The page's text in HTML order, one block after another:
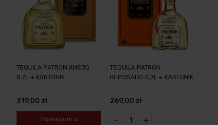
TEQUILA PATRON ANEJO
0,7L + KARTONIK
319,00 zł
Powiadom o
TEQUILA PATRON
REPOSADO 0,7L + KARTONIK
269,00 zł
- +